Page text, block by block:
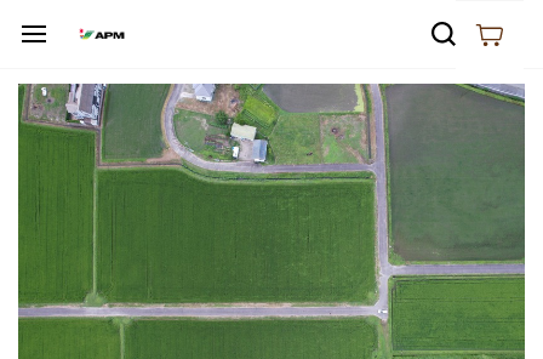
main